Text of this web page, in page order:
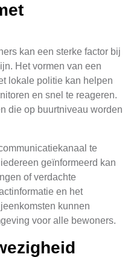
kan een sterke factor bij
Het vormen van een
lokale politie kan helpen
en snel te reageren.
die op buurtniveau worden
te
geïnformeerd kan
of verdachte
en het
kunnen
voor alle bewoners.